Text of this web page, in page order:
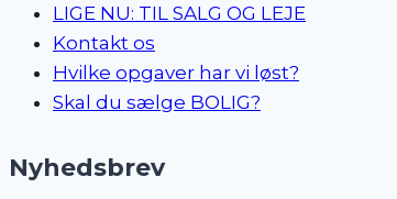
LIGE NU: TIL SALG OG LEJE
Kontakt os
Hvilke opgaver har vi løst?
Skal du sælge BOLIG?
Nyhedsbrev